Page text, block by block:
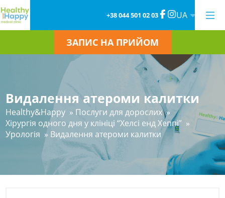
+38 044 501 02 03 UA
ЗАПИС НА ПРИЙОМ
Видалення атероми калитки
Healthy&Happy » Послуги для дорослих »
Хірургія одного дня у клініці “Хелсі енд Хеппі” »
Урологія » Видалення атероми калитки